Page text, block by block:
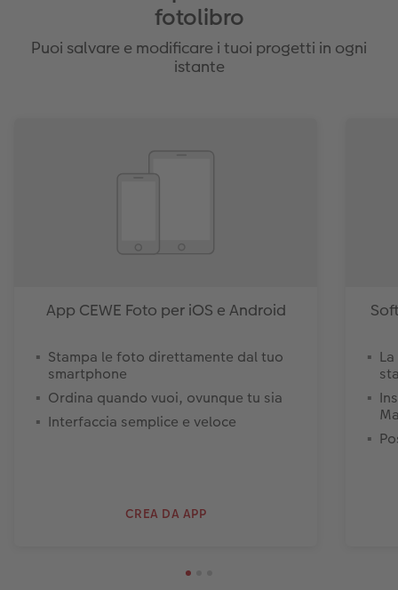
fotolibro
Puoi salvare e modificare i tuoi progetti in ogni
istante
App CEWE Foto per iOS e Android
Stampa le foto direttamente dal tuo
smartphone
Ordina quando vuoi, ovunque tu sia
Interfaccia semplice e veloce
CREA DA APP